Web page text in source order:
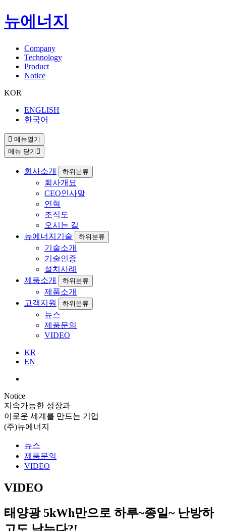
뉴에너지
Company
Technology
Product
Notice
KOR
ENGLISH
한국어
메뉴열기
메뉴 닫기
회사소개 하위분류
회사개요
CEO인사말
연혁
조직도
오시는 길
뉴에너지기술
하위분류
기술소개
기술인증
설치사례
제품소개
하위분류
제품소개
고객지원
하위분류
뉴스
제품문의
VIDEO
KR
EN
Notice
지속가능한 성장과
이로운 세계를 만드는 기업
(주)뉴에너지
뉴스
제품문의
VIDEO
VIDEO
태양광 5kWh만으로 하루~종일~ 난방하